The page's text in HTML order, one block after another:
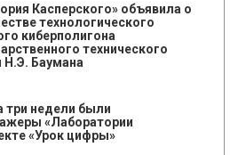
Касперского» объявила о
технологического
киберполигона
технического
Н.Э. Баумана
три недели были
«Лаборатории
«Урок цифры»